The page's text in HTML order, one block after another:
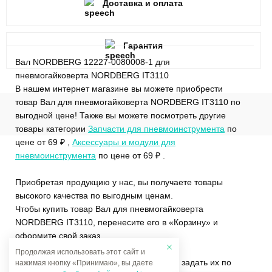
Вал NORDBERG 12227-0080008-1 для
пневмогайковерта NORDBERG IT3110
В нашем интернет магазине вы можете приобрести
товар Вал для пневмогайковерта NORDBERG IT3110 по
выгодной цене! Также вы можете посмотреть другие
товары категории Запчасти для пневмоинструмента по
цене от 69 ₽ , Аксессуары и модули для
пневмоинструмента по цене от 69 ₽ .
Приобретая продукцию у нас, вы получаете товары
высокого качества по выгодным ценам.
Чтобы купить товар Вал для пневмогайковерта
NORDBERG IT3110, перенесите его в «Корзину» и
оформите свой заказ.
Если у вас остались вопросы, вы можете задать их по
Доставка и оплата
Гарантия
Продолжая использовать этот сайт и
нажимая кнопку «Принимаю», вы даете